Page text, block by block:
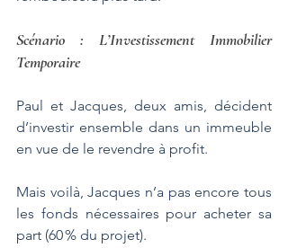
Scénario : L’Investissement Immobilier
Temporaire
Paul et Jacques, deux amis, décident
d’investir ensemble dans un immeuble
en vue de le revendre à profit.
Mais voilà, Jacques n’a pas encore tous
les fonds nécessaires pour acheter sa
part (60 % du projet).